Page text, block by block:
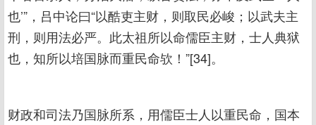
也’”，吕中论曰“以酷吏主财，则取民必峻；以武夫主
刑，则用法必严。此太祖所以命儒臣主财，士人典狱
也，知所以培国脉而重民命欤！”[34]。
财政和司法乃国脉所系，用儒臣士人以重民命，国本